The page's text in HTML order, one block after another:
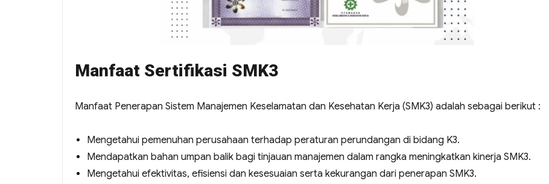
Manfaat Sertifikasi SMK3
Manfaat Penerapan Sistem Manajemen Keselamatan dan Kesehatan Kerja (SMK3) adalah sebagai berikut :
Mengetahui pemenuhan perusahaan terhadap peraturan perundangan di bidang K3.
Mendapatkan bahan umpan balik bagi tinjauan manajemen dalam rangka meningkatkan kinerja SMK3.
Mengetahui efektivitas, efisiensi dan kesesuaian serta kekurangan dari penerapan SMK3.